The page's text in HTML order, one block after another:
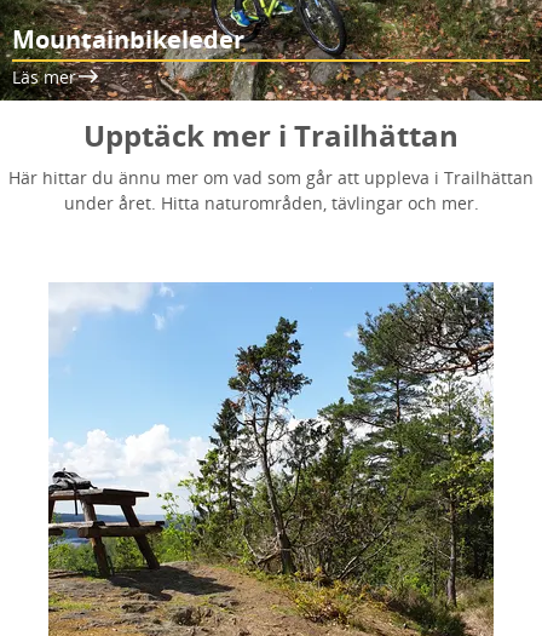
Mountainbikeleder
Läs mer
Upptäck mer i Trailhättan
Här hittar du ännu mer om vad som går att uppleva i Trailhättan
under året. Hitta naturområden, tävlingar och mer.